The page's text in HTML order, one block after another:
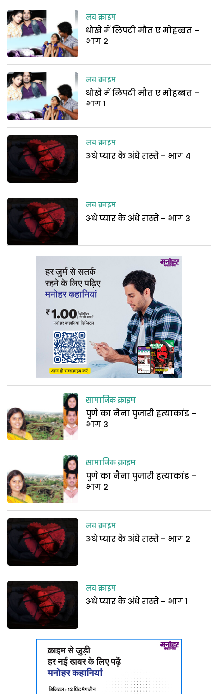
लव क्राइम
धोखे में लिपटी मौत ए मोहब्बत –
भाग 2
लव क्राइम
धोखे में लिपटी मौत ए मोहब्बत –
भाग 1
लव क्राइम
अंधे प्यार के अंधे रास्ते – भाग 4
लव क्राइम
अंधे प्यार के अंधे रास्ते – भाग 3
सामाजिक क्राइम
पुणे का नैना पुजारी हत्याकांड –
भाग 3
सामाजिक क्राइम
पुणे का नैना पुजारी हत्याकांड –
भाग 2
लव क्राइम
अंधे प्यार के अंधे रास्ते – भाग 2
लव क्राइम
अंधे प्यार के अंधे रास्ते – भाग 1